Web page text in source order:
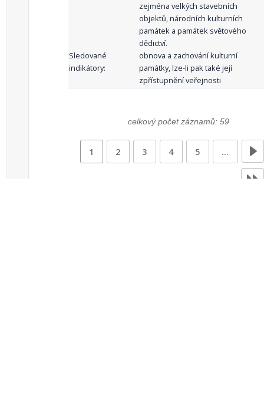
zejména velkých stavebních
objektů, národních kulturních
památek a památek světového
dědictví.
Sledované
indikátory:
obnova a zachování kulturní
památky, lze-li pak také její
zpřístupnění veřejnosti
celkový počet záznamů: 59
1 2 3 4 5 …